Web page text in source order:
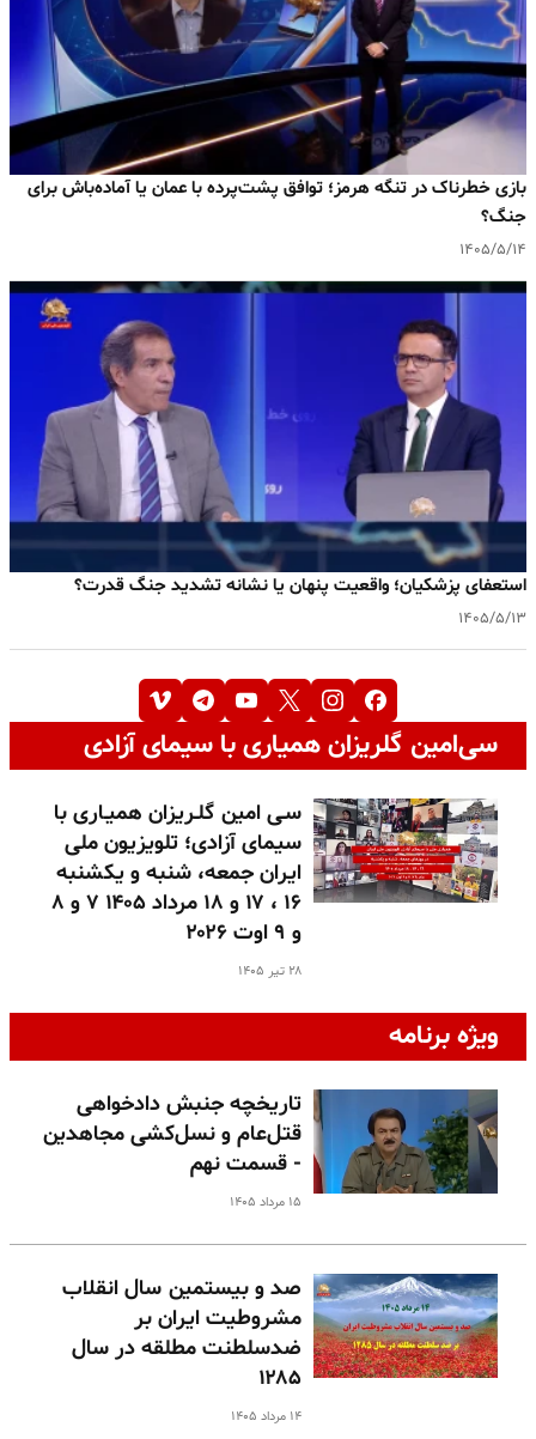
بازی خطرناک در تنگه هرمز؛ توافق پشت‌پرده با عمان یا آماده‌باش برای
جنگ؟
۱۴۰۵/۵/۱۴
استعفای پزشکیان؛ واقعیت پنهان یا نشانه تشدید جنگ قدرت؟
۱۴۰۵/۵/۱۳
سی‌امین گلریزان همیاری با سیمای آزادی
سـی امین گلـریزان همیـاری با
سیمای آزادی؛ تلویزیون ملی
ایران جمعه، شنبه و یکشنبه
۱۶ ، ۱۷ و ۱۸ مرداد ۱۴۰۵ ۷ و ۸
و ۹ اوت ۲۰۲۶
۲۸ تیر ۱۴۰۵
ویژه برنامه
تاریخچه جنبش دادخواهی
قتل‌عام و نسل‌کشی مجاهدین
- قسمت نهم
۱۵ مرداد ۱۴۰۵
صد و بیستمین سال انقلاب
مشروطیت ایران بر
ضدسلطنت مطلقه در سال
۱۲۸۵
۱۴ مرداد ۱۴۰۵